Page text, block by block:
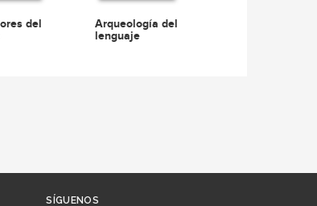
del
Arqueología del
lenguaje
SÍGUENOS